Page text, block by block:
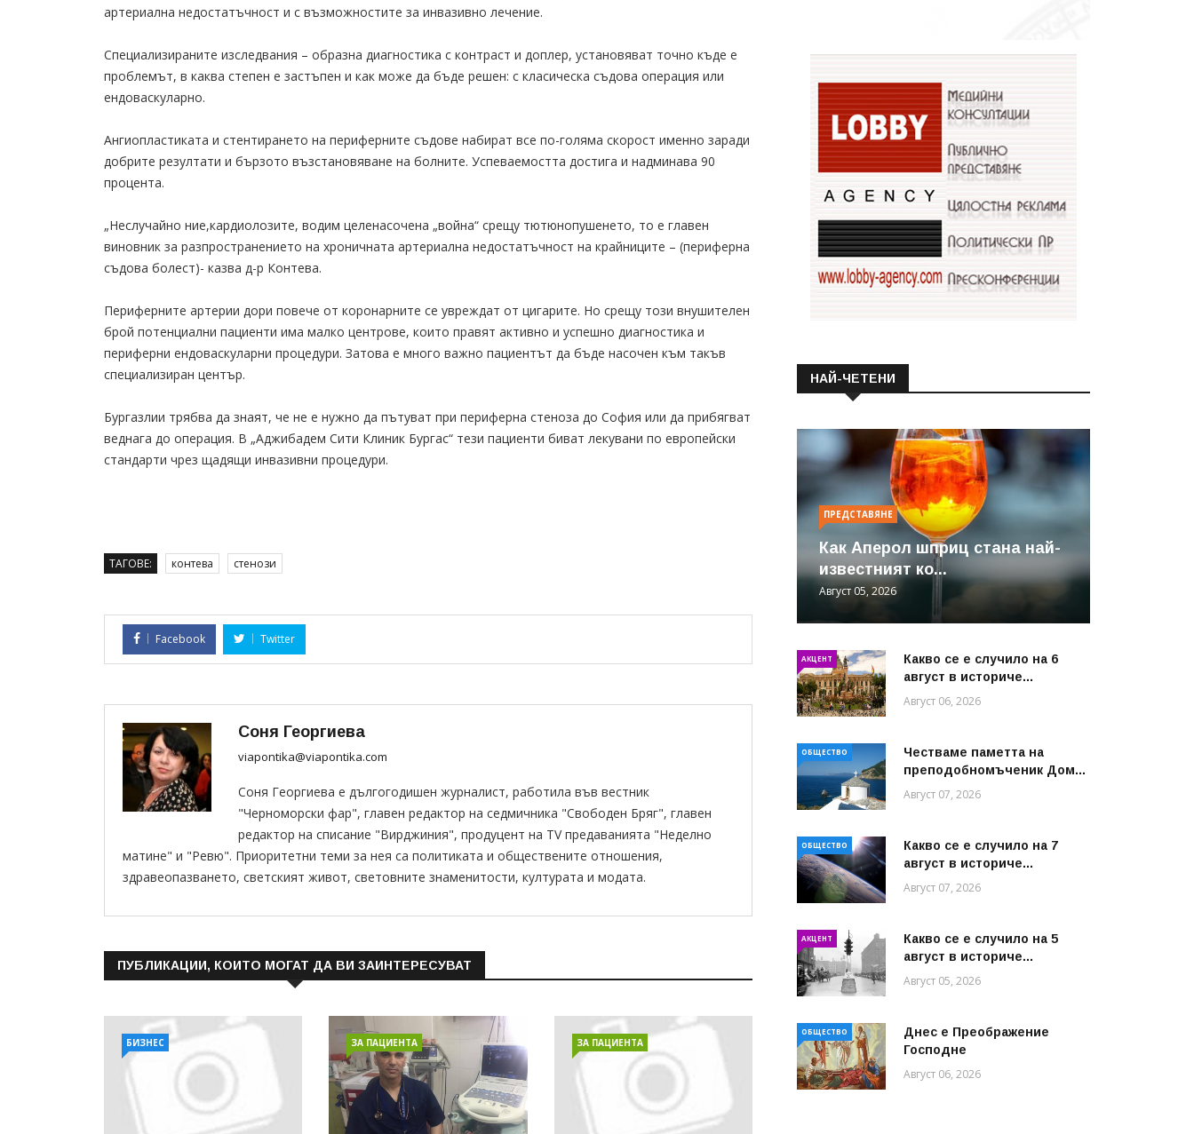
артериална недостатъчност и с възможностите за инвазивно лечение.
Специализираните изследвания – образна диагностика с контраст и доплер, установяват точно къде е
проблемът, в каква степен е застъпен и как може да бъде решен: с класическа съдова операция или
ендоваскуларно.
Ангиопластиката и стентирането на периферните съдове набират все по-голяма скорост именно заради
добрите резултати и бързото възстановяване на болните. Успеваемостта достига и надминава 90
процента.
„Неслучайно ние,кардиолозите, водим целенасочена „война“ срещу тютюнопушенето, то е главен
виновник за разпространението на хроничната артериална недостатъчност на крайниците – (периферна
съдова болест)- казва д-р Контева.
Периферните артерии дори повече от коронарните се увреждат от цигарите. Но срещу този внушителен
брой потенциални пациенти има малко центрове, които правят активно и успешно диагностика и
периферни ендоваскуларни процедури. Затова е много важно пациентът да бъде насочен към такъв
специализиран център.
Бургазлии трябва да знаят, че не е нужно да пътуват при периферна стеноза до София или да прибягват
веднага до операция. В „Аджибадем Сити Клиник Бургас“ тези пациенти биват лекувани по европейски
стандарти чрез щадящи инвазивни процедури.
ТАГОВЕ: контева стенози
Facebook Twitter
Соня Георгиева
viapontika@viapontika.com
Соня Георгиева е дългогодишен журналист, работила във вестник
"Черноморски фар", главен редактор на седмичника "Свободен Бряг", главен
редактор на списание "Вирджиния", продуцент на TV предаванията "Неделно
матине" и "Ревю". Приоритетни теми за нея са политиката и обществените отношения,
здравеопазването, светският живот, световните знаменитости, културата и модата.
ПУБЛИКАЦИИ, КОИТО МОГАТ ДА ВИ ЗАИНТЕРЕСУВАТ
БИЗНЕС ЗА ПАЦИЕНТА ЗА ПАЦИЕНТА
НАЙ-ЧЕТЕНИ
ПРЕДСТАВЯНЕ
Как Аперол шприц стана най-
известният ко...
Август 05, 2026
АКЦЕНТ
Какво се е случило на 6
август в историче...
Август 06, 2026
ОБЩЕСТВО
Честваме паметта на
преподобномъченик Дом...
Август 07, 2026
ОБЩЕСТВО
Какво се е случило на 7
август в историче...
Август 07, 2026
АКЦЕНТ
Какво се е случило на 5
август в историче...
Август 05, 2026
ОБЩЕСТВО
Днес е Преображение
Господне
Август 06, 2026